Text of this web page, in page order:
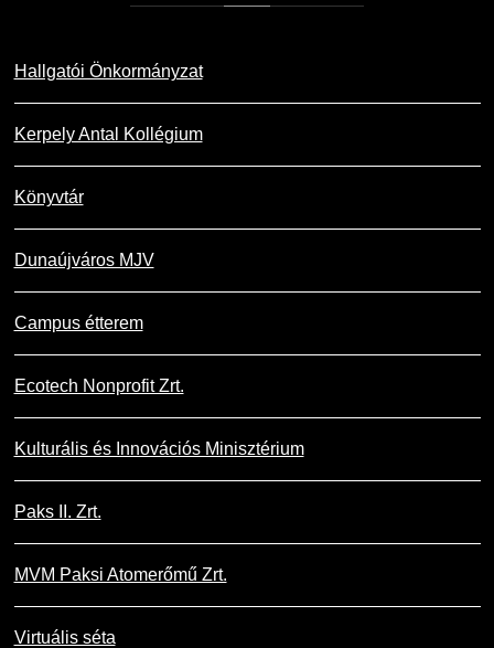
Hallgatói Önkormányzat
Kerpely Antal Kollégium
Könyvtár
Dunaújváros MJV
Campus étterem
Ecotech Nonprofit Zrt.
Kulturális és Innovációs Minisztérium
Paks II. Zrt.
MVM Paksi Atomerőmű Zrt.
Virtuális séta